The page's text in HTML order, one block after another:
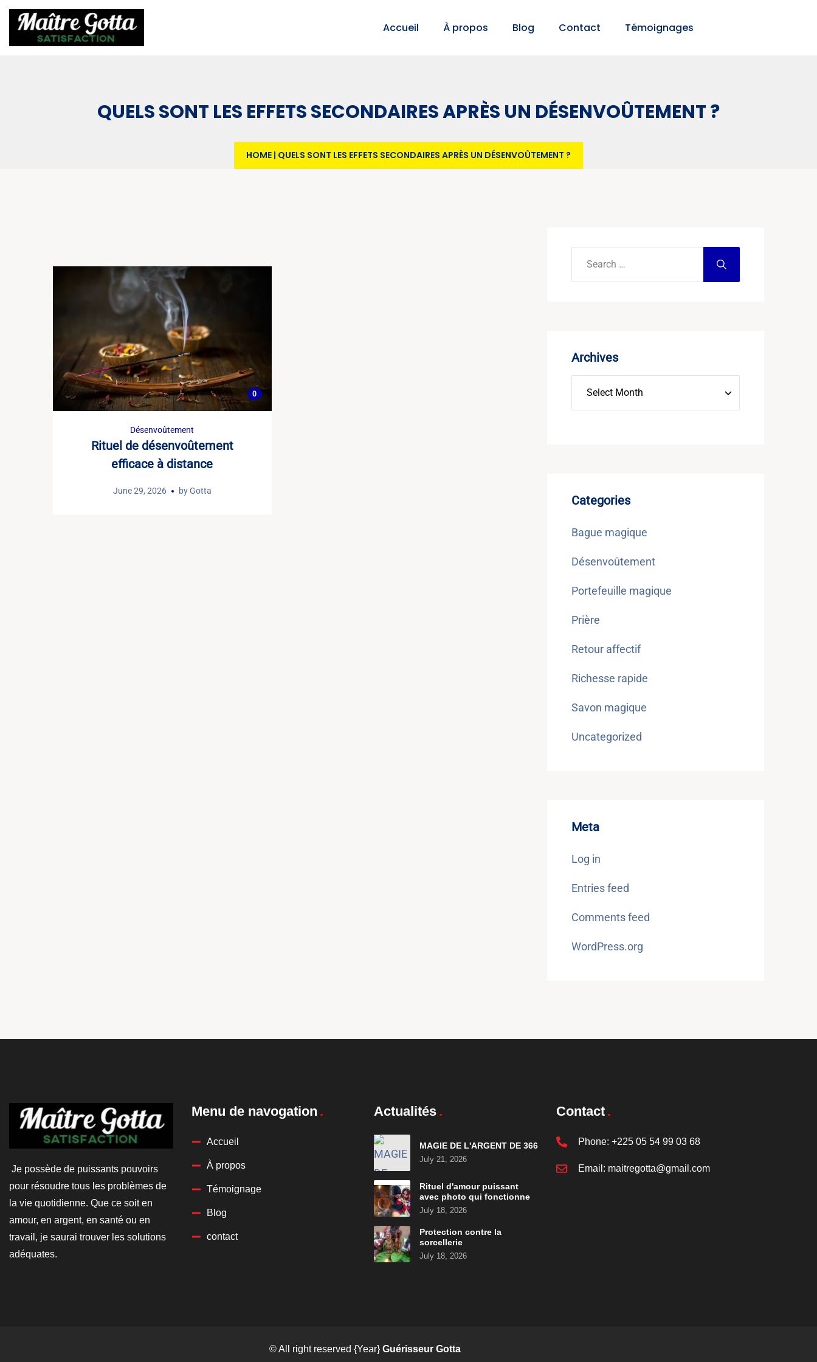
Accueil À propos Blog Contact Témoignages
QUELS SONT LES EFFETS SECONDAIRES APRÈS UN DÉSENVOÛTEMENT ?
HOME | QUELS SONT LES EFFETS SECONDAIRES APRÈS UN DÉSENVOÛTEMENT ?
0
Désenvoûtement
Rituel de désenvoûtement
efficace à distance
June 29, 2026 byGotta
Archives
Categories
Bague magique
Désenvoûtement
Portefeuille magique
Prière
Retour affectif
Richesse rapide
Savon magique
Uncategorized
Meta
Log in
Entries feed
Comments feed
WordPress.org
Je possède de puissants pouvoirs
pour résoudre tous les problèmes de
la vie quotidienne. Que ce soit en
amour, en argent, en santé ou en
travail, je saurai trouver les solutions
adéquates.
Menu de navogation
Accueil
À propos
Témoignage
Blog
contact
Actualités
MAGIE DE L'ARGENT DE 366
July 21, 2026
Rituel d'amour puissant
avec photo qui fonctionne
July 18, 2026
Protection contre la
sorcellerie
July 18, 2026
Contact
Phone: +225 05 54 99 03 68
Email: maitregotta@gmail.com
© All right reserved {Year} Guérisseur Gotta